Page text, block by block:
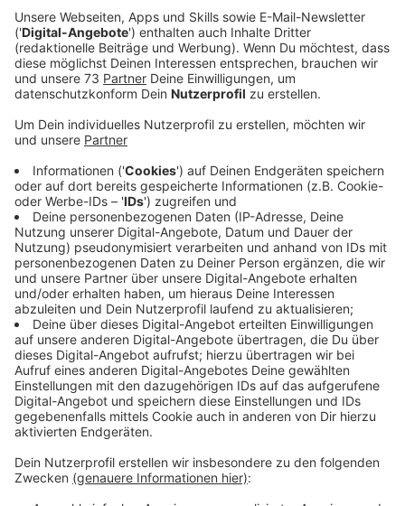
Die letzte Hitzewelle in Deutschland ist noch gar nicht
so lange her – und mittendrin war auch Zara Larsson!
Das schwedische Kraftpaket spielte bei über 30 Grad
lieferte sie trotz unerträglicher Hitze in der Halle eine
gute Show ab. Für Zara und vor allem ihre Fans keine
leichte Aufgabe – gerade angesichts der
Getränkepreise im Club. Es soll zwar auch kostenloses
Wasser und kühle Duschen gegeben haben; wer
allerdings einen Softdrink wollte, war mit 5 Euro für 0,5
Liter dabei. Wie ist noch gleich das schwedische Wort
für „Wucher“?! Um die Gesundheit des vorrangig jungen
Publikums zu gewährleisten, wurde das Konzert von
Zara Larsson aber ausnahmsweise mit offenen Türen
in der Halle performt und auf ihre neue Single "All the
time" mussten die Fans auch nicht verzichten.
Anzeige